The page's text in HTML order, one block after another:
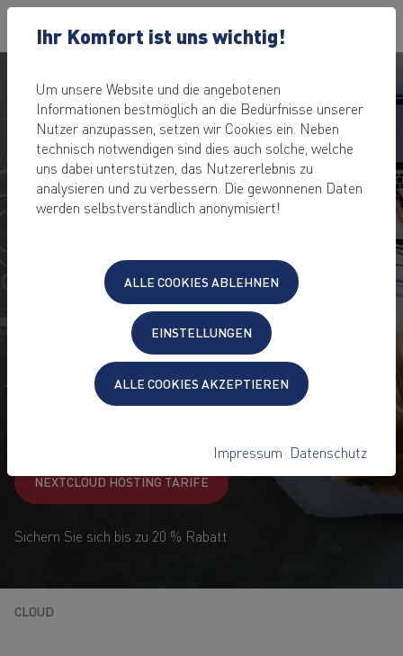
NEXTCLOUD HOSTING
IN DEUTSCHLAND
Daten in der Cloud speichern, teilen & bearbeiten –
TÜV-zertifiziertes Rechenzentrum
in Deutschland
kein Speicherplatz-Engpass
verschlüsselter Zugriff viaPC, Mac, Smartphone,
iPhone, Tablet
, perBrowser oder App
Business Cloud Lösunggeeignet
24/7 engagierter und schnellerHosting-Support
NEXTCLOUD HOSTING TARIFE
Sichern Sie sich bis zu 20 % Rabatt
CLOUD
Ihr Komfort ist uns wichtig!
Um unsere Website und die angebotenen
Informationen bestmöglich an die Bedürfnisse unserer
Nutzer anzupassen, setzen wir Cookies ein. Neben
technisch notwendigen sind dies auch solche, welche
uns dabei unterstützen, das Nutzererlebnis zu
analysieren und zu verbessern. Die gewonnenen Daten
werden selbstverständlich anonymisiert!
ALLE COOKIES ABLEHNEN
EINSTELLUNGEN
ALLE COOKIES AKZEPTIEREN
Impressum Datenschutz